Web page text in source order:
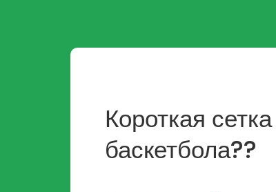
Короткая
баскетбола??